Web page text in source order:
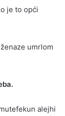
je to opći
umrlom
alejhi